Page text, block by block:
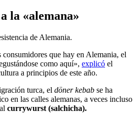
la «alemana»
de Alemania.
que hay en Alemania, el
como aquí», explicó el
a principios de este año.
turca, el döner kebab se ha
en las calles alemanas, a veces incluso
currywurst (salchicha).